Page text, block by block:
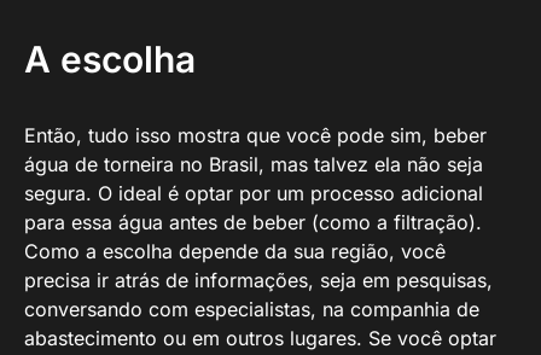
A escolha
Então, tudo isso mostra que você pode sim, beber
água de torneira no Brasil, mas talvez ela não seja
segura. O ideal é optar por um processo adicional
para essa água antes de beber (como a filtração).
Como a escolha depende da sua região, você
precisa ir atrás de informações, seja em pesquisas,
conversando com especialistas, na companhia de
abastecimento ou em outros lugares. Se você optar